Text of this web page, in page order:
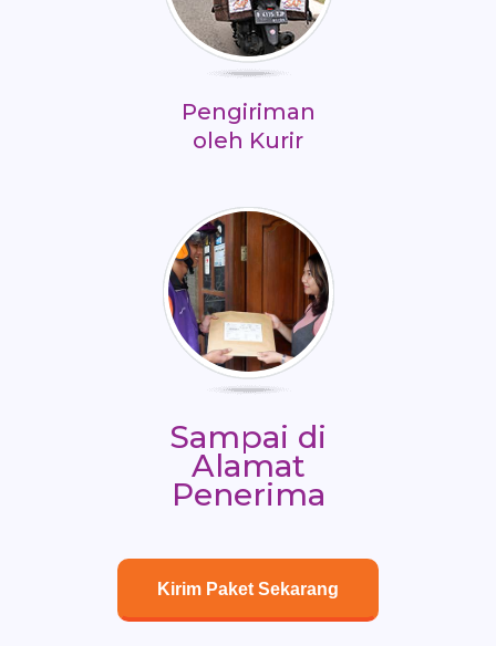
Pengiriman
oleh Kurir
Sampai di
Alamat
Penerima
Kirim Paket Sekarang